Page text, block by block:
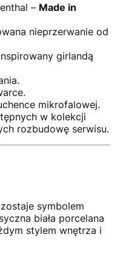
– Made in
nieprzerwanie od
girlandą
mikrofalowej.
w kolekcji
rozbudowę serwisu.
symbolem
biała porcelana
stylem wnętrza i